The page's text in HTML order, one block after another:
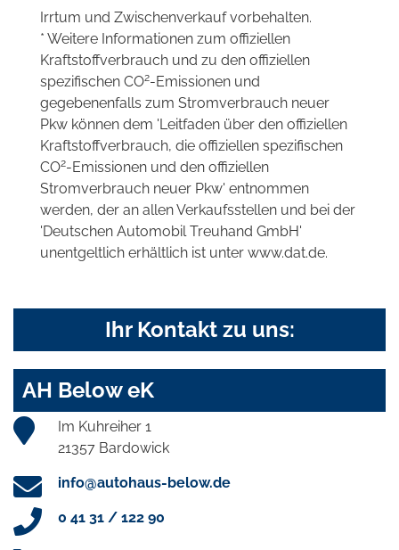
Irrtum und Zwischenverkauf vorbehalten.
* Weitere Informationen zum offiziellen
Kraftstoffverbrauch und zu den offiziellen
spezifischen CO2-Emissionen und
gegebenenfalls zum Stromverbrauch neuer
Pkw können dem 'Leitfaden über den offiziellen
Kraftstoffverbrauch, die offiziellen spezifischen
CO2-Emissionen und den offiziellen
Stromverbrauch neuer Pkw' entnommen
werden, der an allen Verkaufsstellen und bei der
'Deutschen Automobil Treuhand GmbH'
unentgeltlich erhältlich ist unter www.dat.de.
Ihr Kontakt zu uns:
AH Below eK
Im Kuhreiher 1
21357 Bardowick
info@autohaus-below.de
0 41 31 / 122 90